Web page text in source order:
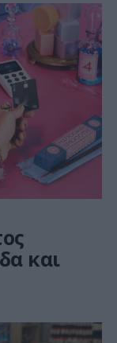
και